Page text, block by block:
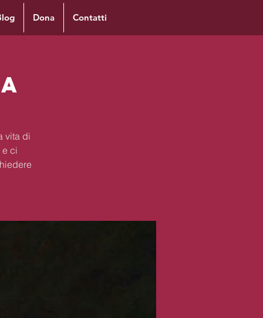
Dona Contatti
vita di
e ci